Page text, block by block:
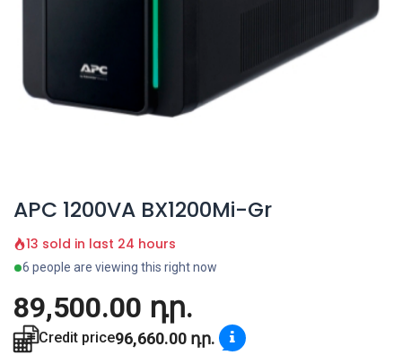
APC 1200VA BX1200Mi-Gr
13 sold in last 24 hours
6 people are viewing this right now
89,500.00 դր.
Credit price96,660.00 դր.